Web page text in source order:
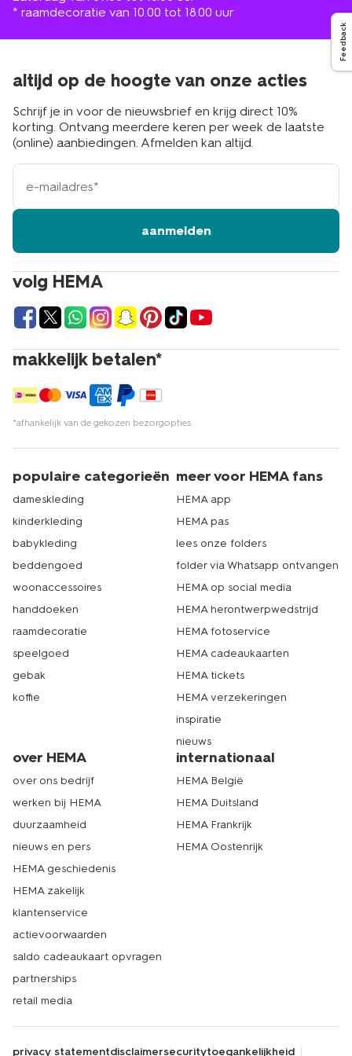
Feedback
* raamdecoratie van 10.00 tot 18.00 uur
volg HEMA
makkelijk betalen*
*afhankelijk van de gekozen bezorgopties
altijd op de hoogte van onze acties
Schrijf je in voor de nieuwsbrief en krijg direct 10%
korting. Ontvang meerdere keren per week de laatste
(online) aanbiedingen. Afmelden kan altijd.
e-
mailadres
aanmelden
populaire categorieën
dameskleding
kinderkleding
babykleding
beddengoed
woonaccessoires
handdoeken
raamdecoratie
speelgoed
gebak
koffie
meer voor HEMA fans
HEMA app
HEMA pas
lees onze folders
folder via Whatsapp ontvangen
HEMA op social media
HEMA herontwerpwedstrijd
HEMA fotoservice
HEMA cadeaukaarten
HEMA tickets
HEMA verzekeringen
inspiratie
nieuws
over HEMA
over ons bedrijf
werken bij HEMA
duurzaamheid
nieuws en pers
HEMA geschiedenis
HEMA zakelijk
klantenservice
actievoorwaarden
saldo cadeaukaart opvragen
partnerships
retail media
internationaal
HEMA België
HEMA Duitsland
HEMA Frankrijk
HEMA Oostenrijk
privacy statementdisclaimersecuritytoegankelijkheid